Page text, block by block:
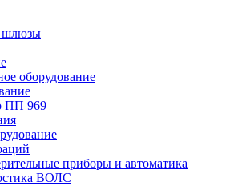
шлюзы
оборудование
ПП 969
приборы и автоматика
ВОЛС